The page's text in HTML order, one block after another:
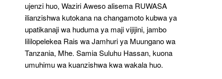
ujenzi huo, Waziri Aweso alisema RUWASA
ilianzishwa kutokana na changamoto kubwa ya
upatikanaji wa huduma ya maji vijijini, jambo
lililopelekea Rais wa Jamhuri ya Muungano wa
Tanzania, Mhe. Samia Suluhu Hassan, kuona
umuhimu wa kuanzishwa kwa wakala huo.